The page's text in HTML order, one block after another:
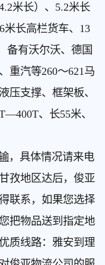
米长）、5.2米长
米长高栏货车、13
备有沃尔沃、德国
重汽等260～621马
压支撑、框架板、
、长55米、
，具体情况请来电
孜地区达后，俊亚
联系，如果您选择
把物品送到指定地
质线路：雅安到理